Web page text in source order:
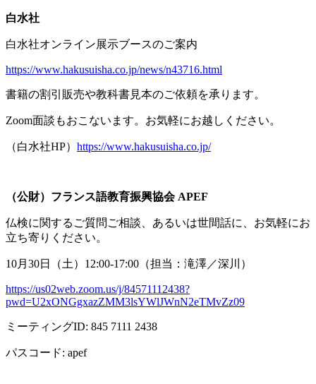
白水社
白水社オンライン展示ブースのご案内
https://www.hakusuisha.co.jp/news/n43716.html
書籍の割引販売や教科書見本のご依頼を承ります。
Zoom面談もおこないます。お気軽にお越しください。
（白水社HP） https://www.hakusuisha.co.jp/
（公財）フランス語教育振興協会APEF
仏検に関するご質問ご相談、あるいは世間話に、お気軽にお
立ち寄りください。
10月 30日（土） 12:00-17:00 （担当：滝澤／深川）
https://us02web.zoom.us/j/84571112438?
pwd=U2xONGgxazZMM3lsYWlJWnN2eTMvZz09
ミーティングID: 845 7111 2438
パスコード: apef